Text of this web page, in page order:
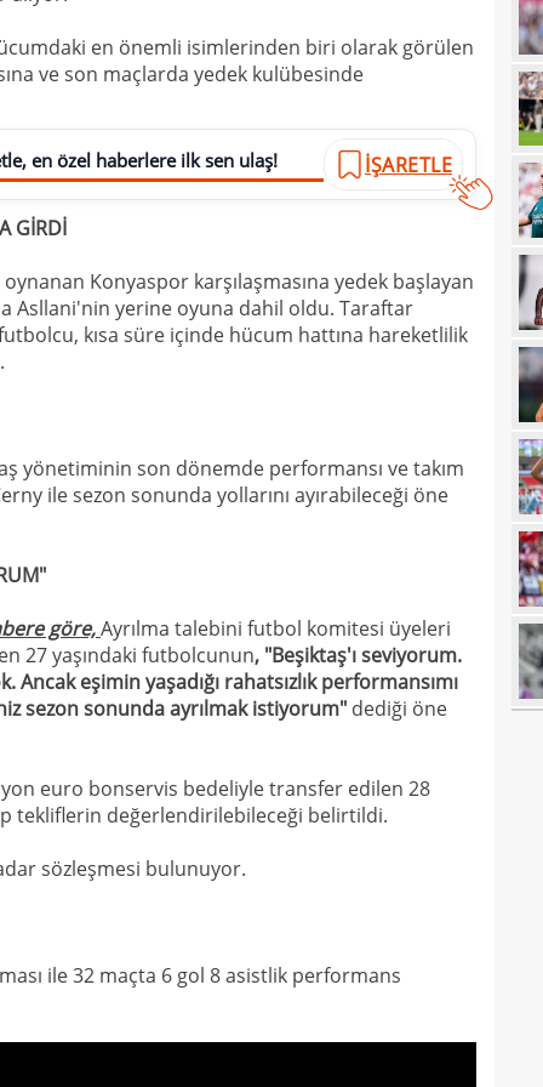
en önemli isimlerinden biri olarak görülen
ve son maçlarda yedek kulübesinde
en özel haberlere ilk sen ulaş! İŞARETLE
GİRDİ
oynanan Konyaspor karşılaşmasına yedek başlayan
Asllani'nin yerine oyuna dahil oldu. Taraftar
kısa süre içinde hücum hattına hareketlilik
yönetiminin son dönemde performansı ve takım
ile sezon sonunda yollarını ayırabileceği öne
göre,Ayrılma talebini futbol komitesi üyeleri
27 yaşındaki futbolcunun, "Beşiktaş'ı seviyorum.
eşimin yaşadığı rahatsızlık performansımı
sezon sonunda ayrılmak istiyorum" dediği öne
euro bonservis bedeliyle transfer edilen 28
tekliflerin değerlendirilebileceği belirtildi.
sözleşmesi bulunuyor.
ile 32 maçta 6 gol 8 asistlik performans